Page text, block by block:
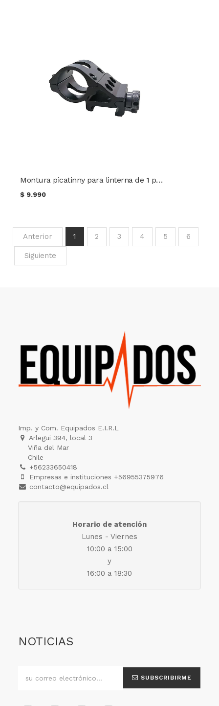
Montura picatinny para linterna de 1 pulgada
$ 9.990
Anterior 1 2 3 4 5 6
Siguiente
Imp. y Com. Equipados E.I.R.L
Arlegui 394, local 3
Viña del Mar
Chile
+56233650418
Empresas e instituciones +56955375976
contacto@equipados.cl
Horario de atención
Lunes - Viernes
10:00 a 15:00
y
16:00 a 18:30
NOTICIAS
SUBSCRIBIRME